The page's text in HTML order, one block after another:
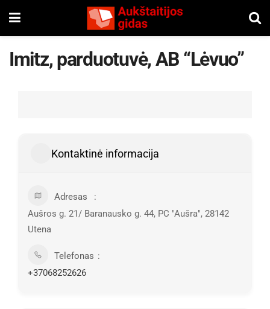
Imitz, parduotuvė, AB “Lėvuo”
Kontaktinė informacija
Adresas
Aušros g. 21/ Baranausko g. 44, PC "Aušra", 28142
Utena
Telefonas
+37068252626